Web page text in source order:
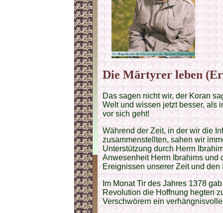
Die Märtyrer leben
Das sagen nicht wir, der Koran
Welt und wissen jetzt besser, als
vor sich geht!
Während der Zeit, in der wir die
zusammenstellten, sahen wir
Unterstützung durch Herrn
Anwesenheit Herrn Ibrahims und
Ereignissen unserer Zeit und
Im Monat Tir des Jahres 1378
Revolution die Hoffnung hegten
Verschwörern ein